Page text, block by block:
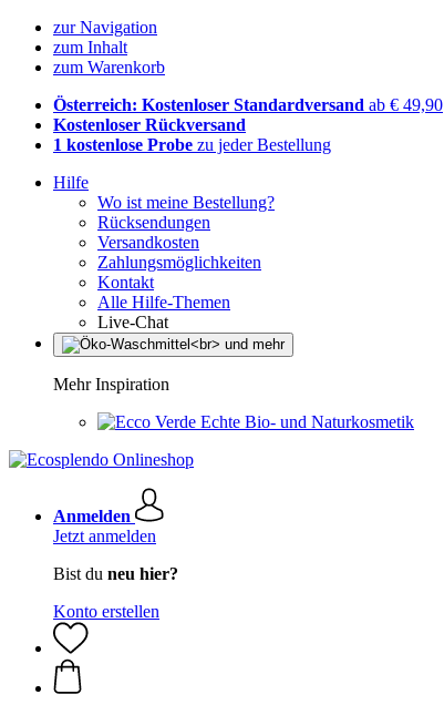
zur Navigation
zum Inhalt
zum Warenkorb
Österreich: Kostenloser Standardversand ab € 49,90
Kostenloser Rückversand
1 kostenlose Probe zu jeder Bestellung
Hilfe
Wo ist meine Bestellung?
Rücksendungen
Versandkosten
Zahlungsmöglichkeiten
Kontakt
Alle Hilfe-Themen
Live-Chat
Mehr Inspiration
Echte Bio- und Naturkosmetik
Anmelden
Jetzt anmelden
Bist du neu hier?
Konto erstellen